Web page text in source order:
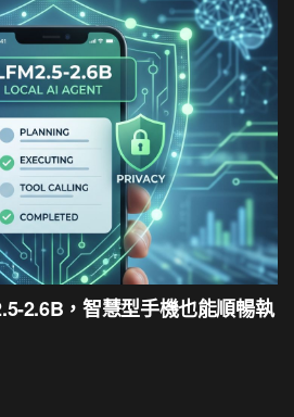
2.6B，智慧型手機也能順暢執